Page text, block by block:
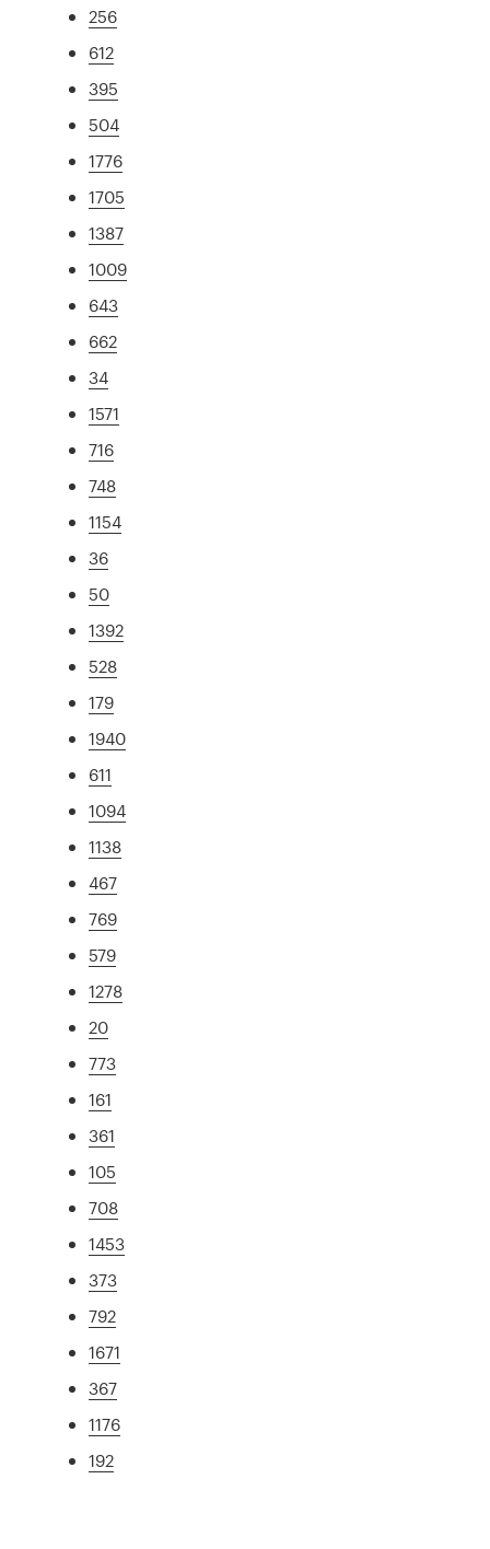
256
612
395
504
1776
1705
1387
1009
643
662
34
1571
716
748
1154
36
50
1392
528
179
1940
611
1094
1138
467
769
579
1278
20
773
161
361
105
708
1453
373
792
1671
367
1176
192